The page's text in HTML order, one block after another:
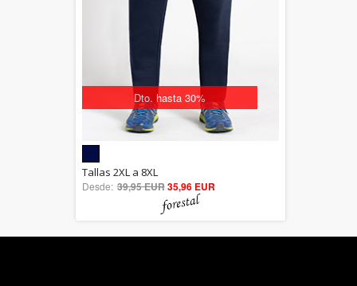
Dto. hasta 30%
5.00
out of 5
Tallas 2XL a 8XL
Desde: 39,95 EUR35,96 EUR